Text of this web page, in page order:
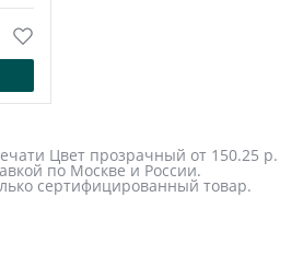
Цвет прозрачный от 150.25 р.
по Москве и России.
сертифицированный товар.